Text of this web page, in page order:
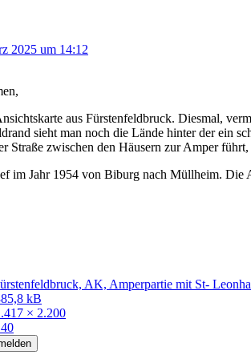
2025 um 14:12
aus Fürstenfeldbruck. Diesmal,
sieht man noch die Lände hinter der ein
Straße zwischen den Häusern zur Amper
im Jahr 1954 von Biburg nach Müllheim. Die
AK, Amperpartie mit St-
kB
× 2.200